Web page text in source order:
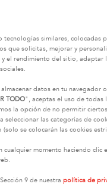
tecnologías similares, colocadas
que solicitas, mejorar y
y el rendimiento del sitio,
datos en tu navegador
TODO", aceptas el uso de todas
la opción de no permitir
seleccionar las categorías de
se colocarán las cookies
cualquier momento haciendo clic
9 de nuestra política de